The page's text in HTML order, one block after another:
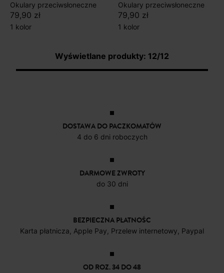
Okulary przeciwsłoneczne
79,90 zł
1 kolor
Okulary przeciwsłoneczne
79,90 zł
1 kolor
Wyświetlane produkty: 12/12
DOSTAWA DO PACZKOMATÓW
4 do 6 dni roboczych
DARMOWE ZWROTY
do 30 dni
BEZPIECZNA PŁATNOŚC
Karta płatnicza, Apple Pay, Przelew internetowy, Paypal
OD ROZ. 34 DO 48